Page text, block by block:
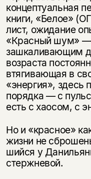
концептуальная
книги, «Белое»
лист, ожидание
«Красный шум» —
зашкаливающим
возраста
втягивающая в
«энер­гия», здесь
порядка — с
есть с хаосом, с
Но и «красное»
жизни не
шийся у
стержневой.